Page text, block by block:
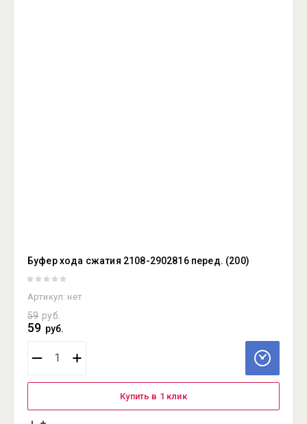
Буфер хода сжатия 2108-2902816 перед. (200)
Артикул: нет
59 руб.
59 руб.
Купить в 1 клик